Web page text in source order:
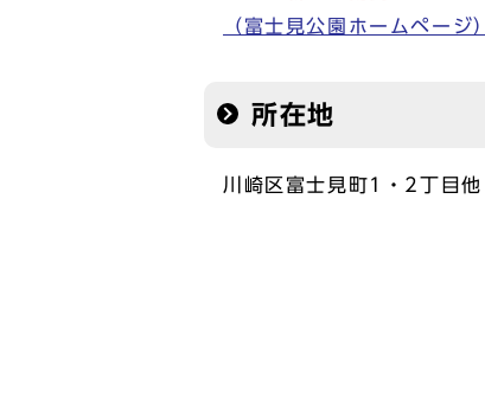
（富士見公園ホームページ）
所在地
川崎区富士見町1・2丁目他